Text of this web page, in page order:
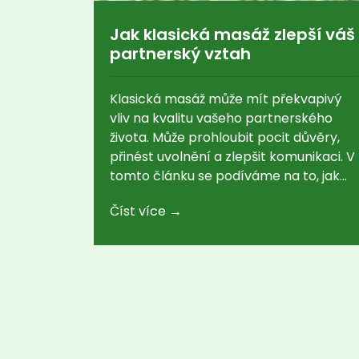
Jak klasická masáž zlepší váš
partnerský vztah
Klasická masáž může mít překvapivý
vliv na kvalitu vašeho partnerského
života. Může prohloubit pocit důvěry,
přinést uvolnění a zlepšit komunikaci. V
tomto článku se podíváme na to, jak
vašemu vztahu.
Číst více →